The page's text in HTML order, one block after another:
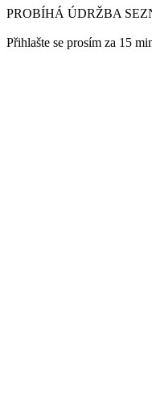
PROBÍHÁ ÚDRŽBA
Přihlašte se prosím za 15